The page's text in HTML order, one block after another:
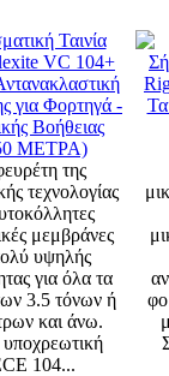
της
τεχνολογίας
μεμβράνες
υψηλής
για όλα τα
3.5 τόνων ή
και άνω.
104...